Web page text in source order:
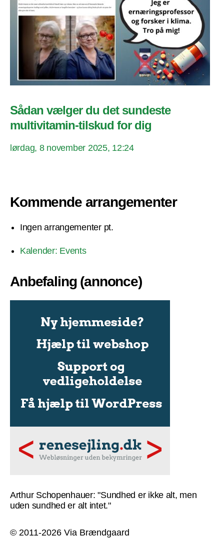
Sådan vælger du det sundeste
multivitamin-tilskud for dig
lørdag, 8 november 2025, 12:24
Kommende arrangementer
Ingen arrangementer pt.
Kalender: Events
Anbefaling (annonce)
Arthur Schopenhauer: "Sundhed er ikke alt, men
uden sundhed er alt intet."
© 2011-2026 Via Brændgaard